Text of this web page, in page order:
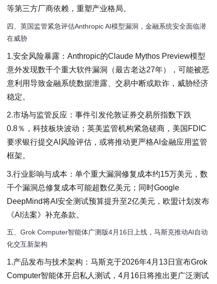
等第三方厂商依赖，重塑产业格局。
四、英国监管紧急评估Anthropic AI模型漏洞，金融系统安全面临潜
在威胁
1.安全风险暴露：Anthropic的Claude Mythos Preview模型
意外发现数千个重大软件漏洞（最古老达27年），可能被恶
意利用导致金融系统数据泄露、交易中断或欺诈，威胁经济
稳定。
2.市场与监管反应：事件引发伦敦证券交易所指数下跌
0.8％，科技板块波动；英美监管机构紧急磋商，美国FDIC
要求银行提交AI风险评估，或将推动更严格AI金融应用监管
框架。
3.行业影响与成本：单个重大漏洞修复成本约15万美元，数
千个漏洞总修复成本可能超数亿美元；同时Google
DeepMind将AI安全测试预算提升至2亿美元，欧盟计划发布
《AI法案》补充条款。
五、Grok Computer智能体广测版4月16日上线，马斯克推动AI自动
化交互新架构
1.产品发布与技术架构：马斯克于2026年4月13日宣布Grok
Computer智能体开启私人测试，4月16日将推出更广泛测试